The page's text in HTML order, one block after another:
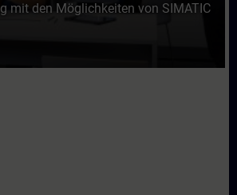
mit den Möglichkeiten von SIMATIC